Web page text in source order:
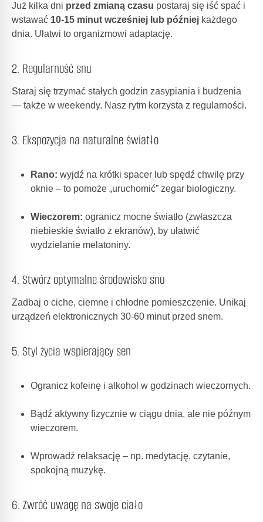
Już kilka dni przed zmianą czasu postaraj się iść spać i
wstawać 10-15 minut wcześniej lub później każdego
dnia. Ułatwi to organizmowi adaptację.
2. Regularność snu
Staraj się trzymać stałych godzin zasypiania i budzenia
— także w weekendy. Nasz rytm korzysta z regularności.
3. Ekspozycja na naturalne światło
Rano: wyjdź na krótki spacer lub spędź chwilę przy
oknie – to pomoże „uruchomić” zegar biologiczny.
Wieczorem: ogranicz mocne światło (zwłaszcza
niebieskie światło z ekranów), by ułatwić
wydzielanie melatoniny.
4. Stwórz optymalne środowisko snu
Zadbaj o ciche, ciemne i chłodne pomieszczenie. Unikaj
urządzeń elektronicznych 30-60 minut przed snem.
5. Styl życia wspierający sen
Ogranicz kofeinę i alkohol w godzinach wieczornych.
Bądź aktywny fizycznie w ciągu dnia, ale nie późnym
wieczorem.
Wprowadź relaksację – np. medytację, czytanie,
spokojną muzykę.
6. Zwróć uwagę na swoje ciało